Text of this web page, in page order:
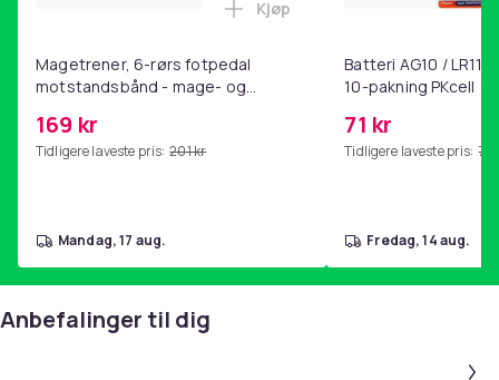
Magetrener, 6-rørs fotpedal
motstandsbånd - mage- og
hjemmegymnastikk Pink
169 kr
Tidligere laveste pris: 201 kr
Legg Magetrener, 6-rørs
Kjøp
mandag, 17 aug.
Batteri AG10 /
10-pakning PKcell
71 kr
Tidligere laveste pris: 76
fredag, 14 aug.
Anbefalinger til dig